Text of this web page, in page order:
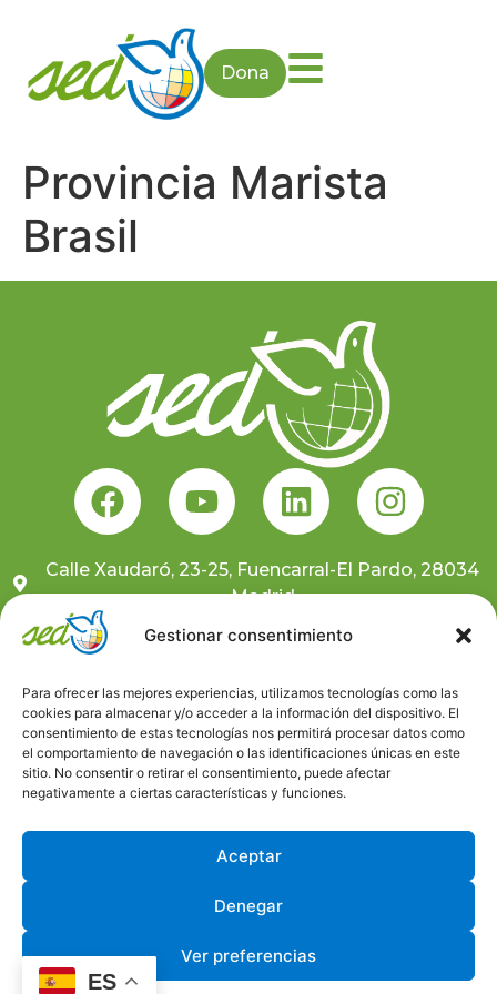
Gestionar consentimiento
Para ofrecer las mejores experiencias, utilizamos tecnologías como las
cookies para almacenar y/o acceder a la información del dispositivo. El
consentimiento de estas tecnologías nos permitirá procesar datos como
el comportamiento de navegación o las identificaciones únicas en este
sitio. No consentir o retirar el consentimiento, puede afectar
negativamente a ciertas características y funciones.
Aceptar
Denegar
Ver preferencias
Dona
Provincia Marista
Brasil
Calle Xaudaró, 23-25, Fuencarral-El Pardo, 28034
Madrid
681 10 59 91
Suscríbete a nuestra newsletter
Canal ético
Trabaja con nosotros
Desarrollado por © Universo GlobalEduca
Aviso Legal Política de PrivacidadPolítica de Cookies
ES